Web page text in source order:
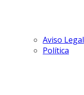
Aviso Legal
Política